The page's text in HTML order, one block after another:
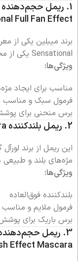
1. ریمل حجم‌دهنده و بلندکننده
Full Fan Effect
Sensational یکی از محصولات پرفروش این برند محسوب می‌شود.
ویژگی‌ها:
مناسب برای ایجاد
فرمول سبک و مناسب
برس منحنی برای
2. ریمل بلندکننده
این ریمل از برند
مژه‌های بلند و
ویژگی‌ها:
بلندکننده فوق‌العاده
فرمول ملایم و
برس باریک برای
3. ریمل حجم‌دهنده
Effect Mascara